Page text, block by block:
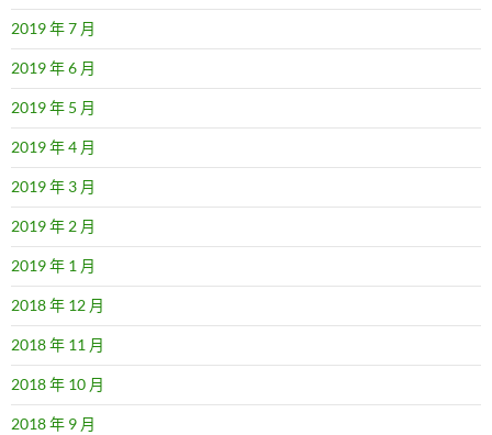
2019 年 7 月
2019 年 6 月
2019 年 5 月
2019 年 4 月
2019 年 3 月
2019 年 2 月
2019 年 1 月
2018 年 12 月
2018 年 11 月
2018 年 10 月
2018 年 9 月